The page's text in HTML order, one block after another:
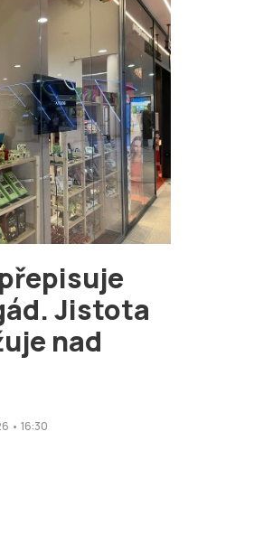
Jistota
nad
• 16:30